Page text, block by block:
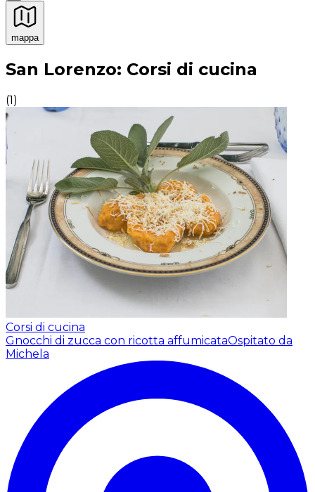
mappa
Esperienze culinarie indimenticabili: Esperienze
San Lorenzo: Corsi di cucina
(1)
Corsi di cucina
Gnocchi di zucca con ricotta affumicataOspitato da
Michela